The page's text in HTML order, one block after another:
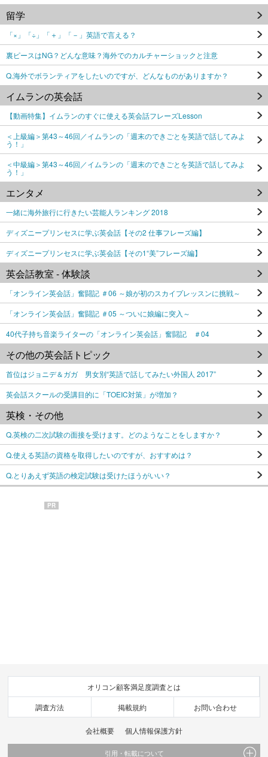
留学
「×」「÷」「＋」「－」英語で言える？
裏ピースはNG？どんな意味？海外でのカルチャーショックと注意
Q.海外でボランティアをしたいのですが、どんなものがありますか？
イムランの英会話
【動画特集】イムランのすぐに使える英会話フレーズLesson
＜上級編＞第43～46回／イムランの「週末のできごとを英語で話してみよ
う！」
＜中級編＞第43～46回／イムランの「週末のできごとを英語で話してみよ
う！」
エンタメ
一緒に海外旅行に行きたい芸能人ランキング 2018
ディズニープリンセスに学ぶ英会話【その2 仕事フレーズ編】
ディズニープリンセスに学ぶ英会話【その1“美”フレーズ編】
英会話教室 - 体験談
「オンライン英会話」奮闘記 ＃06 ～娘が初のスカイプレッスンに挑戦～
「オンライン英会話」奮闘記 ＃05 ～ついに娘編に突入～
40代子持ち音楽ライターの「オンライン英会話」奮闘記 ＃04
その他の英会話トピック
首位はジョニデ＆ガガ 男女別“英語で話してみたい外国人 2017”
英会話スクールの受講目的に「TOEIC対策」が増加？
英検・その他
Q.英検の二次試験の面接を受けます。どのようなことをしますか？
Q.使える英語の資格を取得したいのですが、おすすめは？
Q.とりあえず英語の検定試験は受けたほうがいい？
PR
オリコン顧客満足度調査とは
調査方法 掲載規約 お問い合わせ
会社概要 個人情報保護方針
引用・転載について